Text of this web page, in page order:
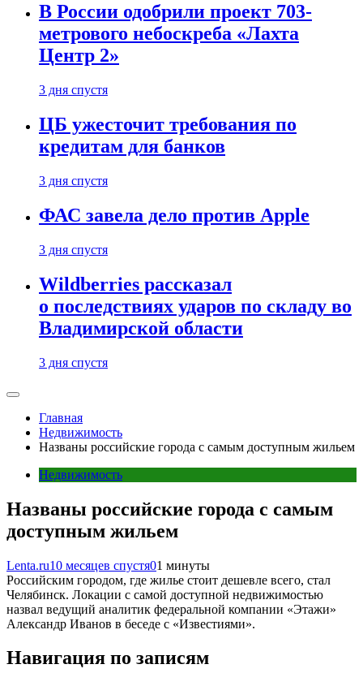
В России одобрили проект 703-
метрового небоскреба «Лахта
Центр 2»
3 дня спустя
ЦБ ужесточит требования по
кредитам для банков
3 дня спустя
ФАС завела дело против Apple
3 дня спустя
Wildberries рассказал
о последствиях ударов по складу во
Владимирской области
3 дня спустя
Главная
Недвижимость
Названы российские города с самым доступным жильем
Недвижимость
Названы российские города с самым
доступным жильем
Lenta.ru10 месяцев спустя01 минуты
Российским городом, где жилье стоит дешевле всего, стал
Челябинск. Локации с самой доступной недвижимостью
назвал ведущий аналитик федеральной компании «Этажи»
Александр Иванов в беседе с «Известиями».
Навигация по записям